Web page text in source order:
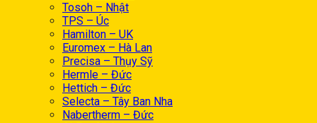
Tosoh – Nhật
TPS – Úc
Hamilton – UK
Euromex – Hà Lan
Precisa – Thụy Sỹ
Hermle – Đức
Hettich – Đức
Selecta – Tây Ban Nha
Nabertherm – Đức